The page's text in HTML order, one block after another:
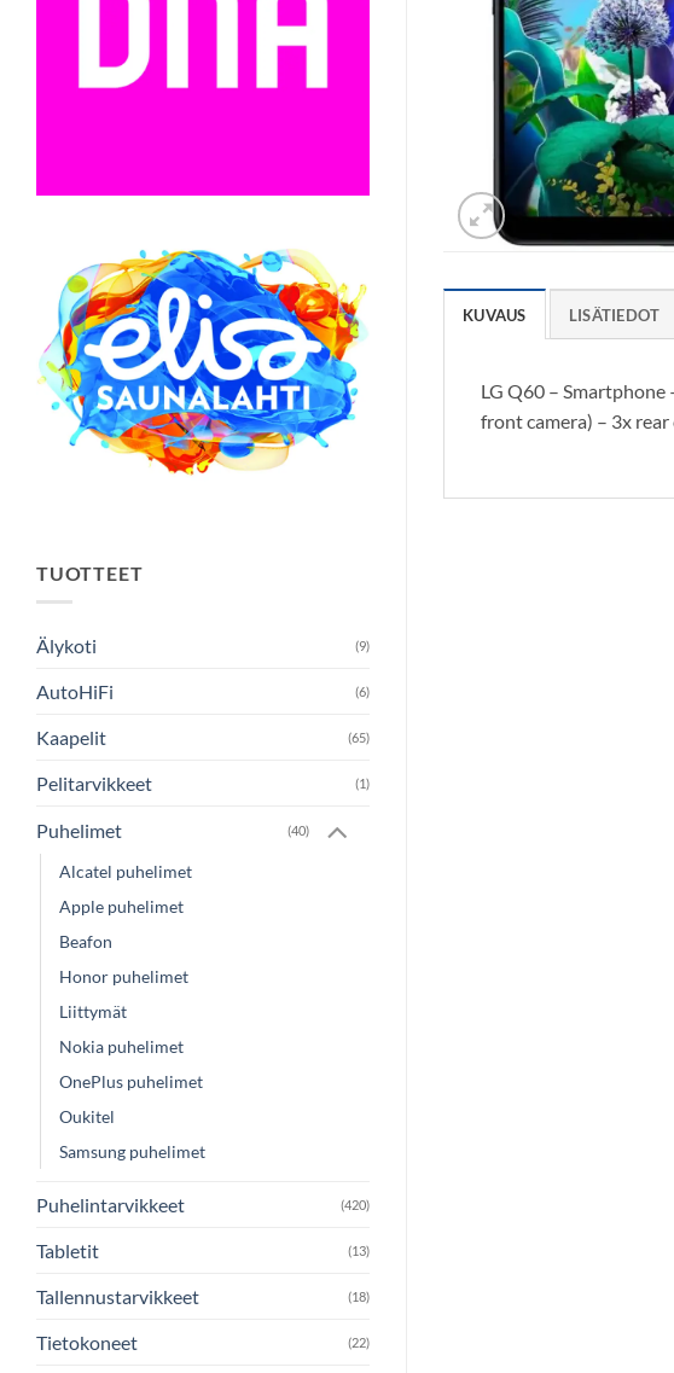
TUOTTEET
Älykoti (9)
AutoHiFi (6)
Kaapelit (65)
Pelitarvikkeet (1)
Puhelimet (40)
Alcatel puhelimet
Apple puhelimet
Beafon
Honor puhelimet
Liittymät
Nokia puhelimet
OnePlus puhelimet
Oukitel
Samsung puhelimet
Puhelintarvikkeet (420)
Tabletit (13)
Tallennustarvikkeet (18)
Tietokoneet (22)
KUVAUS LISÄTIEDOT
LG Q60 – Smartphone
front camera) – 3x